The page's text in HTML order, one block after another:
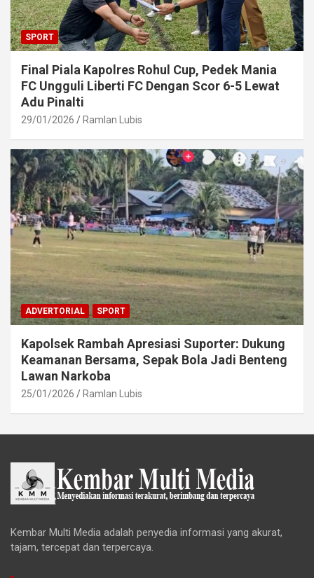
SPORT
Final Piala Kapolres Rohul Cup, Pedek Mania
FC Ungguli Liberti FC Dengan Scor 6-5 Lewat
Adu Pinalti
29/01/2026 Ramlan Lubis
ADVERTORIAL SPORT
Kapolsek Rambah Apresiasi Suporter: Dukung
Keamanan Bersama, Sepak Bola Jadi Benteng
Lawan Narkoba
25/01/2026 Ramlan Lubis
Kembar Multi Media adalah penyedia informasi yang akurat,
tajam, tercepat dan terpercaya.